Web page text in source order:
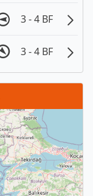
3 - 4 BF
3 - 4 BF